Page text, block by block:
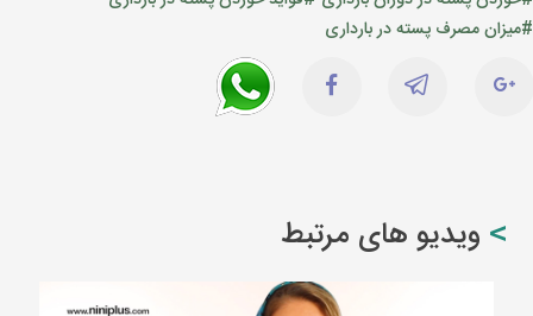
#میزان مصرف پسته در بارداری
ویدیو های مرتبط